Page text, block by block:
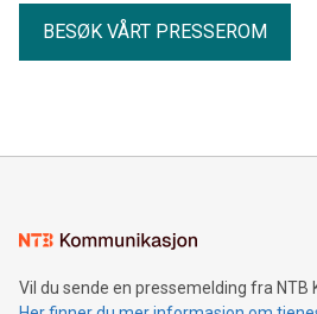
BESØK VÅRT PRESSEROM
Vil du sende en pressemelding fra NTB